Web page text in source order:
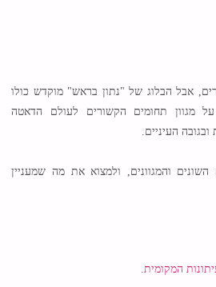
אבל הבלוג של "נתון בראש" מוקדש כולו
מגוון תחומים הקשורים לעולם הדאטה
העיניים.
השונים והמגוונים, ולמצוא את מה שמעניין
המקומית.